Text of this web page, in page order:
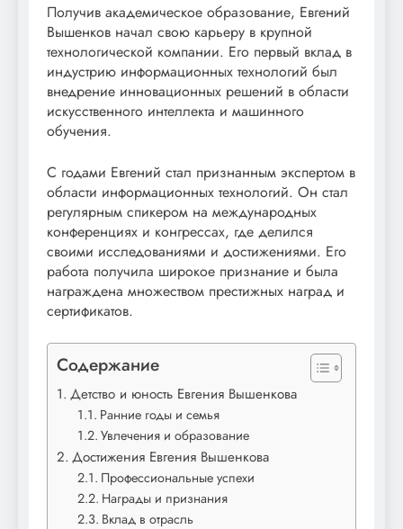
Получив академическое образование, Евгений
Вышенков начал свою карьеру в крупной
технологической компании. Его первый вклад в
индустрию информационных технологий был
внедрение инновационных решений в области
искусственного интеллекта и машинного
обучения.
С годами Евгений стал признанным экспертом в
области информационных технологий. Он стал
регулярным спикером на международных
конференциях и конгрессах, где делился
своими исследованиями и достижениями. Его
работа получила широкое признание и была
награждена множеством престижных наград и
сертификатов.
Содержание
Детство и юность Евгения Вышенкова
Ранние годы и семья
Увлечения и образование
Достижения Евгения Вышенкова
Профессиональные успехи
Награды и признания
Вклад в отрасль